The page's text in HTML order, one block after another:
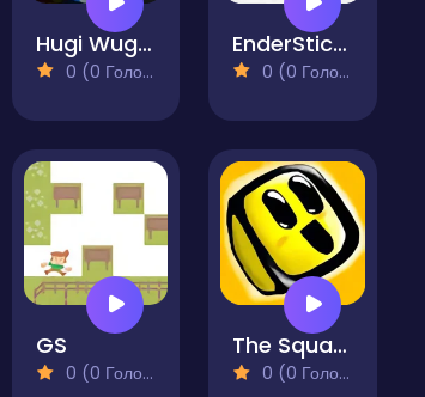
Hugi Wugi 2
0 (0 Голосів)
EnderStick Skymap
0 (0 Голосів)
GS
0 (0 Голосів)
The Squared
0 (0 Голосів)